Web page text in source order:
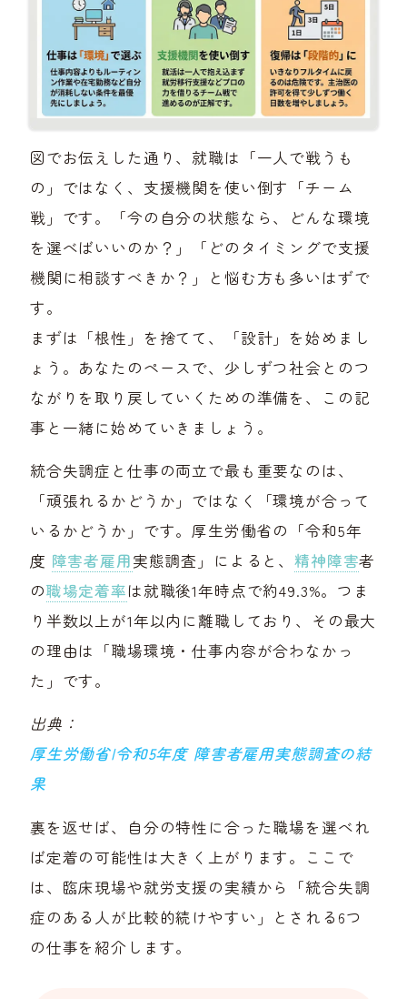
図でお伝えした通り、就職は「一人で戦うも
の」ではなく、支援機関を使い倒す「チーム
戦」です。「今の自分の状態なら、どんな環境
を選べばいいのか？」「どのタイミングで支援
機関に相談すべきか？」と悩む方も多いはずで
す。
まずは「根性」を捨てて、「設計」を始めまし
ょう。あなたのペースで、少しずつ社会とのつ
ながりを取り戻していくための準備を、この記
事と一緒に始めていきましょう。
統合失調症と仕事の両立で最も重要なのは、
「頑張れるかどうか」ではなく「環境が合って
いるかどうか」です。厚生労働省の「令和5年
度 障害者雇用実態調査」によると、精神障害者
の職場定着率は就職後1年時点で約49.3%。つま
り半数以上が1年以内に離職しており、その最大
の理由は「職場環境・仕事内容が合わなかっ
た」です。
出典：
厚生労働省|令和5年度 障害者雇用実態調査の結
果
裏を返せば、自分の特性に合った職場を選べれ
ば定着の可能性は大きく上がります。ここで
は、臨床現場や就労支援の実績から「統合失調
症のある人が比較的続けやすい」とされる6つ
の仕事を紹介します。